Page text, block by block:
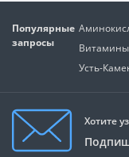
Популярные
запросы
Витамины
Усть-
Хотите